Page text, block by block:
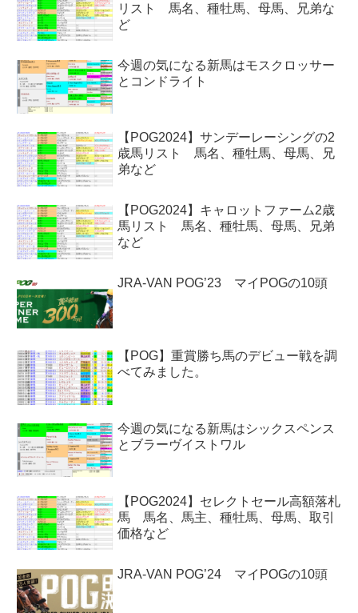
リスト 馬名、種牡馬、母馬、兄弟な
ど
今週の気になる新馬はモスクロッサー
とコンドライト
【POG2024】サンデーレーシングの2
歳馬リスト 馬名、種牡馬、母馬、兄
弟など
【POG2024】キャロットファーム2歳
馬リスト 馬名、種牡馬、母馬、兄弟
など
JRA-VAN POG’23 マイPOGの10頭
【POG】重賞勝ち馬のデビュー戦を調
べてみました。
今週の気になる新馬はシックスペンス
とブラーヴイストワル
【POG2024】セレクトセール高額落札
馬 馬名、馬主、種牡馬、母馬、取引
価格など
JRA-VAN POG’24 マイPOGの10頭